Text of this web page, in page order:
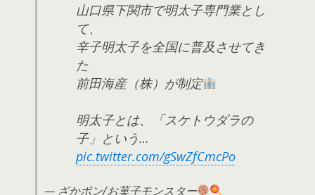
山口県下関市で明太子専門業とし
て、
辛子明太子を全国に普及させてき
た
前田海産（株）が制定
明太子とは、「スケトウダラの
子」という…
pic.twitter.com/gSwZfCmcPo
— ざかボン/お菓子モンスター